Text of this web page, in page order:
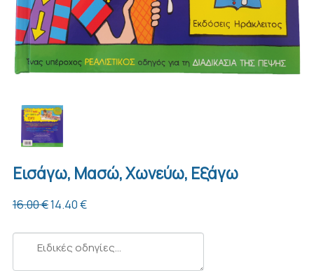
Εισάγω, Μασώ, Χωνεύω, Εξάγω
16.00 €14.40 €
Ειδικές